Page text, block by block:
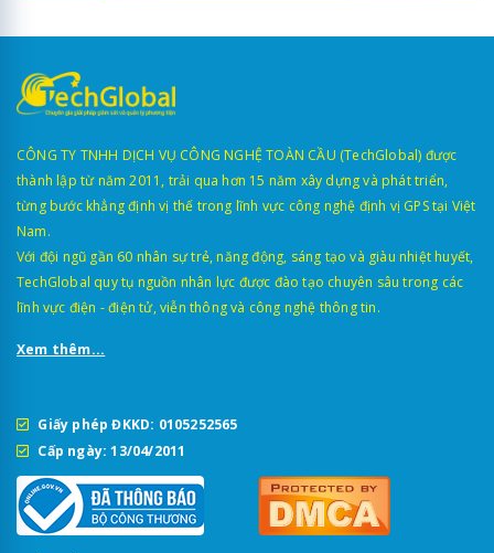
CÔNG TY TNHH DỊCH VỤ CÔNG NGHỆ TOÀN CẦU (TechGlobal) được
thành lập từ năm 2011, trải qua hơn 15 năm xây dựng và phát triển,
từng bước khẳng định vị thế trong lĩnh vực công nghệ định vị GPS tại Việt
Nam.
Với đội ngũ gần 60 nhân sự trẻ, năng động, sáng tạo và giàu nhiệt huyết,
TechGlobal quy tụ nguồn nhân lực được đào tạo chuyên sâu trong các
lĩnh vực điện - điện tử, viễn thông và công nghệ thông tin.
Xem thêm...
Giấy phép ĐKKD: 0105252565
Cấp ngày: 13/04/2011